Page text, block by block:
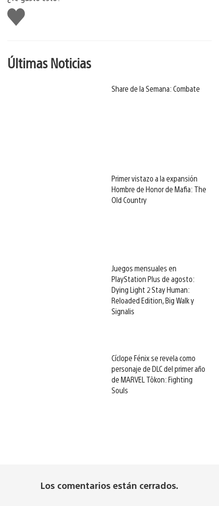
Me
gusta
Últimas Noticias
Share de la Semana: Combate
Primer vistazo a la expansión
Hombre de Honor de Mafia: The
Old Country
Juegos mensuales en
PlayStation Plus de agosto:
Dying Light 2 Stay Human:
Reloaded Edition, Big Walk y
Signalis
Cíclope Fénix se revela como
personaje de DLC del primer año
de MARVEL Tōkon: Fighting
Souls
Los comentarios están cerrados.